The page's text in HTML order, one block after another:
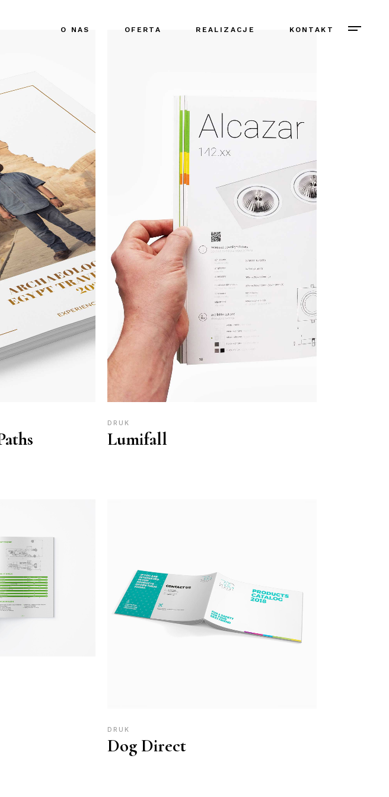
O NAS OFERTA
Identyfikacja marki
REALIZACJE KONTAKT
DRUK
Lumifall
DRUK
Dog Direct